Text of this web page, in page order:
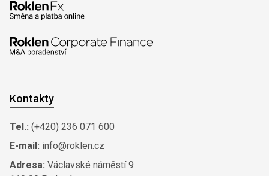
Kontakty
Tel.: (+420) 236 071 600
E-mail: info@roklen.cz
Adresa: Václavské náměstí 9